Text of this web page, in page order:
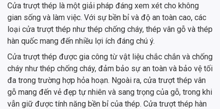
Cửa trượt thép là một giải pháp đáng xem xét cho không
gian sống và làm việc. Với sự bền bỉ và độ an toàn cao, các
loại cửa trượt thép như thép chống cháy, thép vân gỗ và thép
hàn quốc mang đến nhiều lợi ích đáng chú ý.
Cửa trượt thép được gia công từ vật liệu chắc chắn và chống
cháy như thép chống cháy, đảm bảo sự an toàn và bảo vệ tối
đa trong trường hợp hỏa hoạn. Ngoài ra, cửa trượt thép vân
gỗ mang đến vẻ đẹp tự nhiên và sang trọng của gỗ, trong khi
vẫn giữ được tính năng bền bỉ của thép. Cửa trượt thép hàn